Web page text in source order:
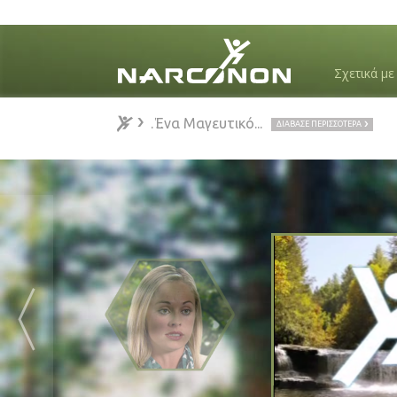
Σχετικά
⨯
Εδώ και 50 Χρόνια Σώζουμε Ζωές...
20 Κράτη • Παγκόσμια Επιτυχία…
Εδώ και 50 Χρόνια Σώζουμε Ζωές...
Το Νάρκωνον... ΔΙΑΒΑΣΕ ΠΕΡΙΣΣΟΤΕΡΑ
Ένα Μαγευτικό...
«Το
Το